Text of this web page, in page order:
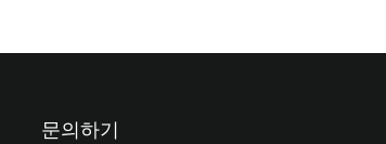
문의하기